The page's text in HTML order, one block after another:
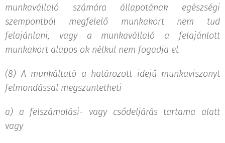
munkavállaló számára állapotának egészségi
szempontból megfelelő munkakört nem tud
felajánlani, vagy a munkavállaló a felajánlott
munkakört alapos ok nélkül nem fogadja el.
(8) A munkáltató a határozott idejű munkaviszonyt
felmondással megszüntetheti
a) a felszámolási- vagy csődeljárás tartama alatt
vagy